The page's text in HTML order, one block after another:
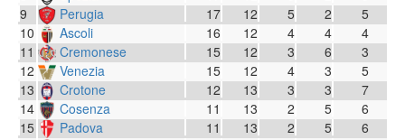
9
Perugia 17 12 5 2
5
10
Ascoli 16 12 4 4
4
11
Cremonese 15 12 3 6
3
12
Venezia 15 12 4 3
5
13
Crotone 12 13 3 3
7
14
Cosenza 11 13 2 5
6
15
Padova 11 13 2 5
6